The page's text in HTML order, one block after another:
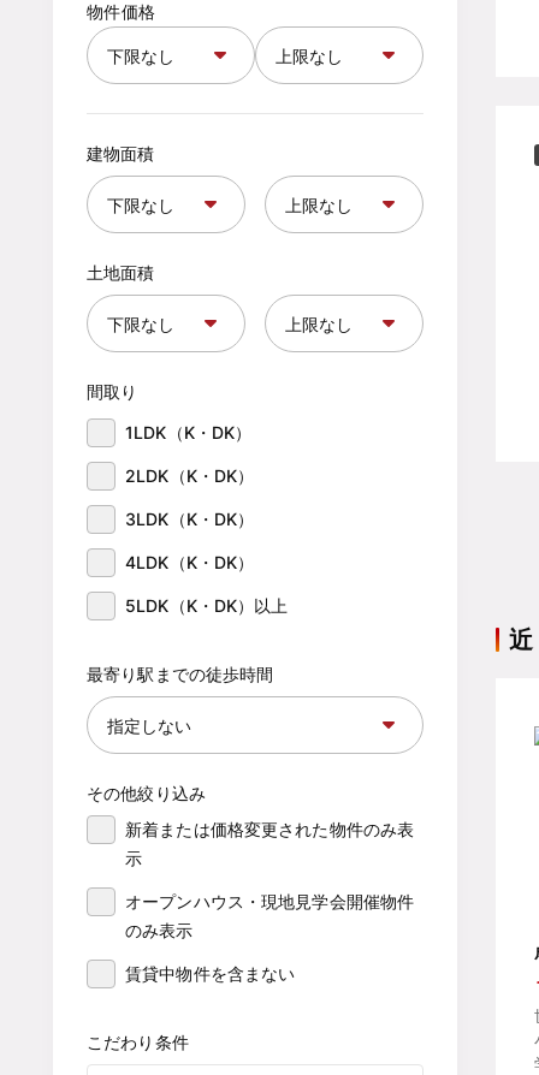
物件価格
建物面積
土地面積
間取り
1LDK（K・DK）
2LDK（K・DK）
3LDK（K・DK）
4LDK（K・DK）
5LDK（K・DK）以上
最寄り駅までの徒歩時間
その他絞り込み
新着または価格変更された物件のみ表
示
オープンハウス・現地見学会開催物件
のみ表示
賃貸中物件を含まない
こだわり条件